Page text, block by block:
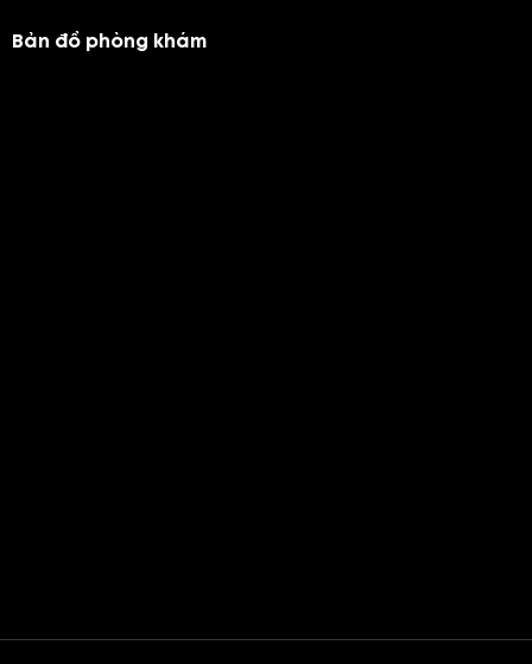
Bản đồ phòng khám